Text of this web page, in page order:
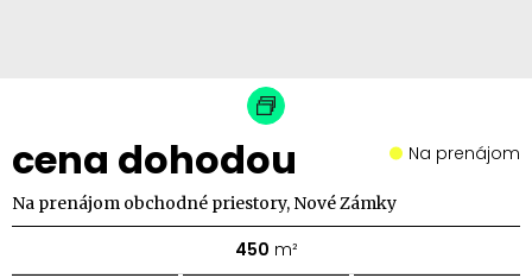
cena dohodou Na prenájom
Na prenájom obchodné priestory, Nové Zámky
450 m²